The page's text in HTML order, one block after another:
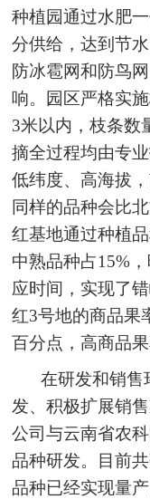
种植园通过水肥
分供给，达到节
防冰雹网和防鸟
响。园区严格实
3米以内，枝条
摘全过程均由专
低纬度、高海拔
同样的品种会比
红基地通过种植
中熟品种占15%
应时间，实现了
红3号地的商品果
百分点，高商品
在研发和销售
发、积极扩展销
公司与云南省农
品种研发。目前
品种已经实现量